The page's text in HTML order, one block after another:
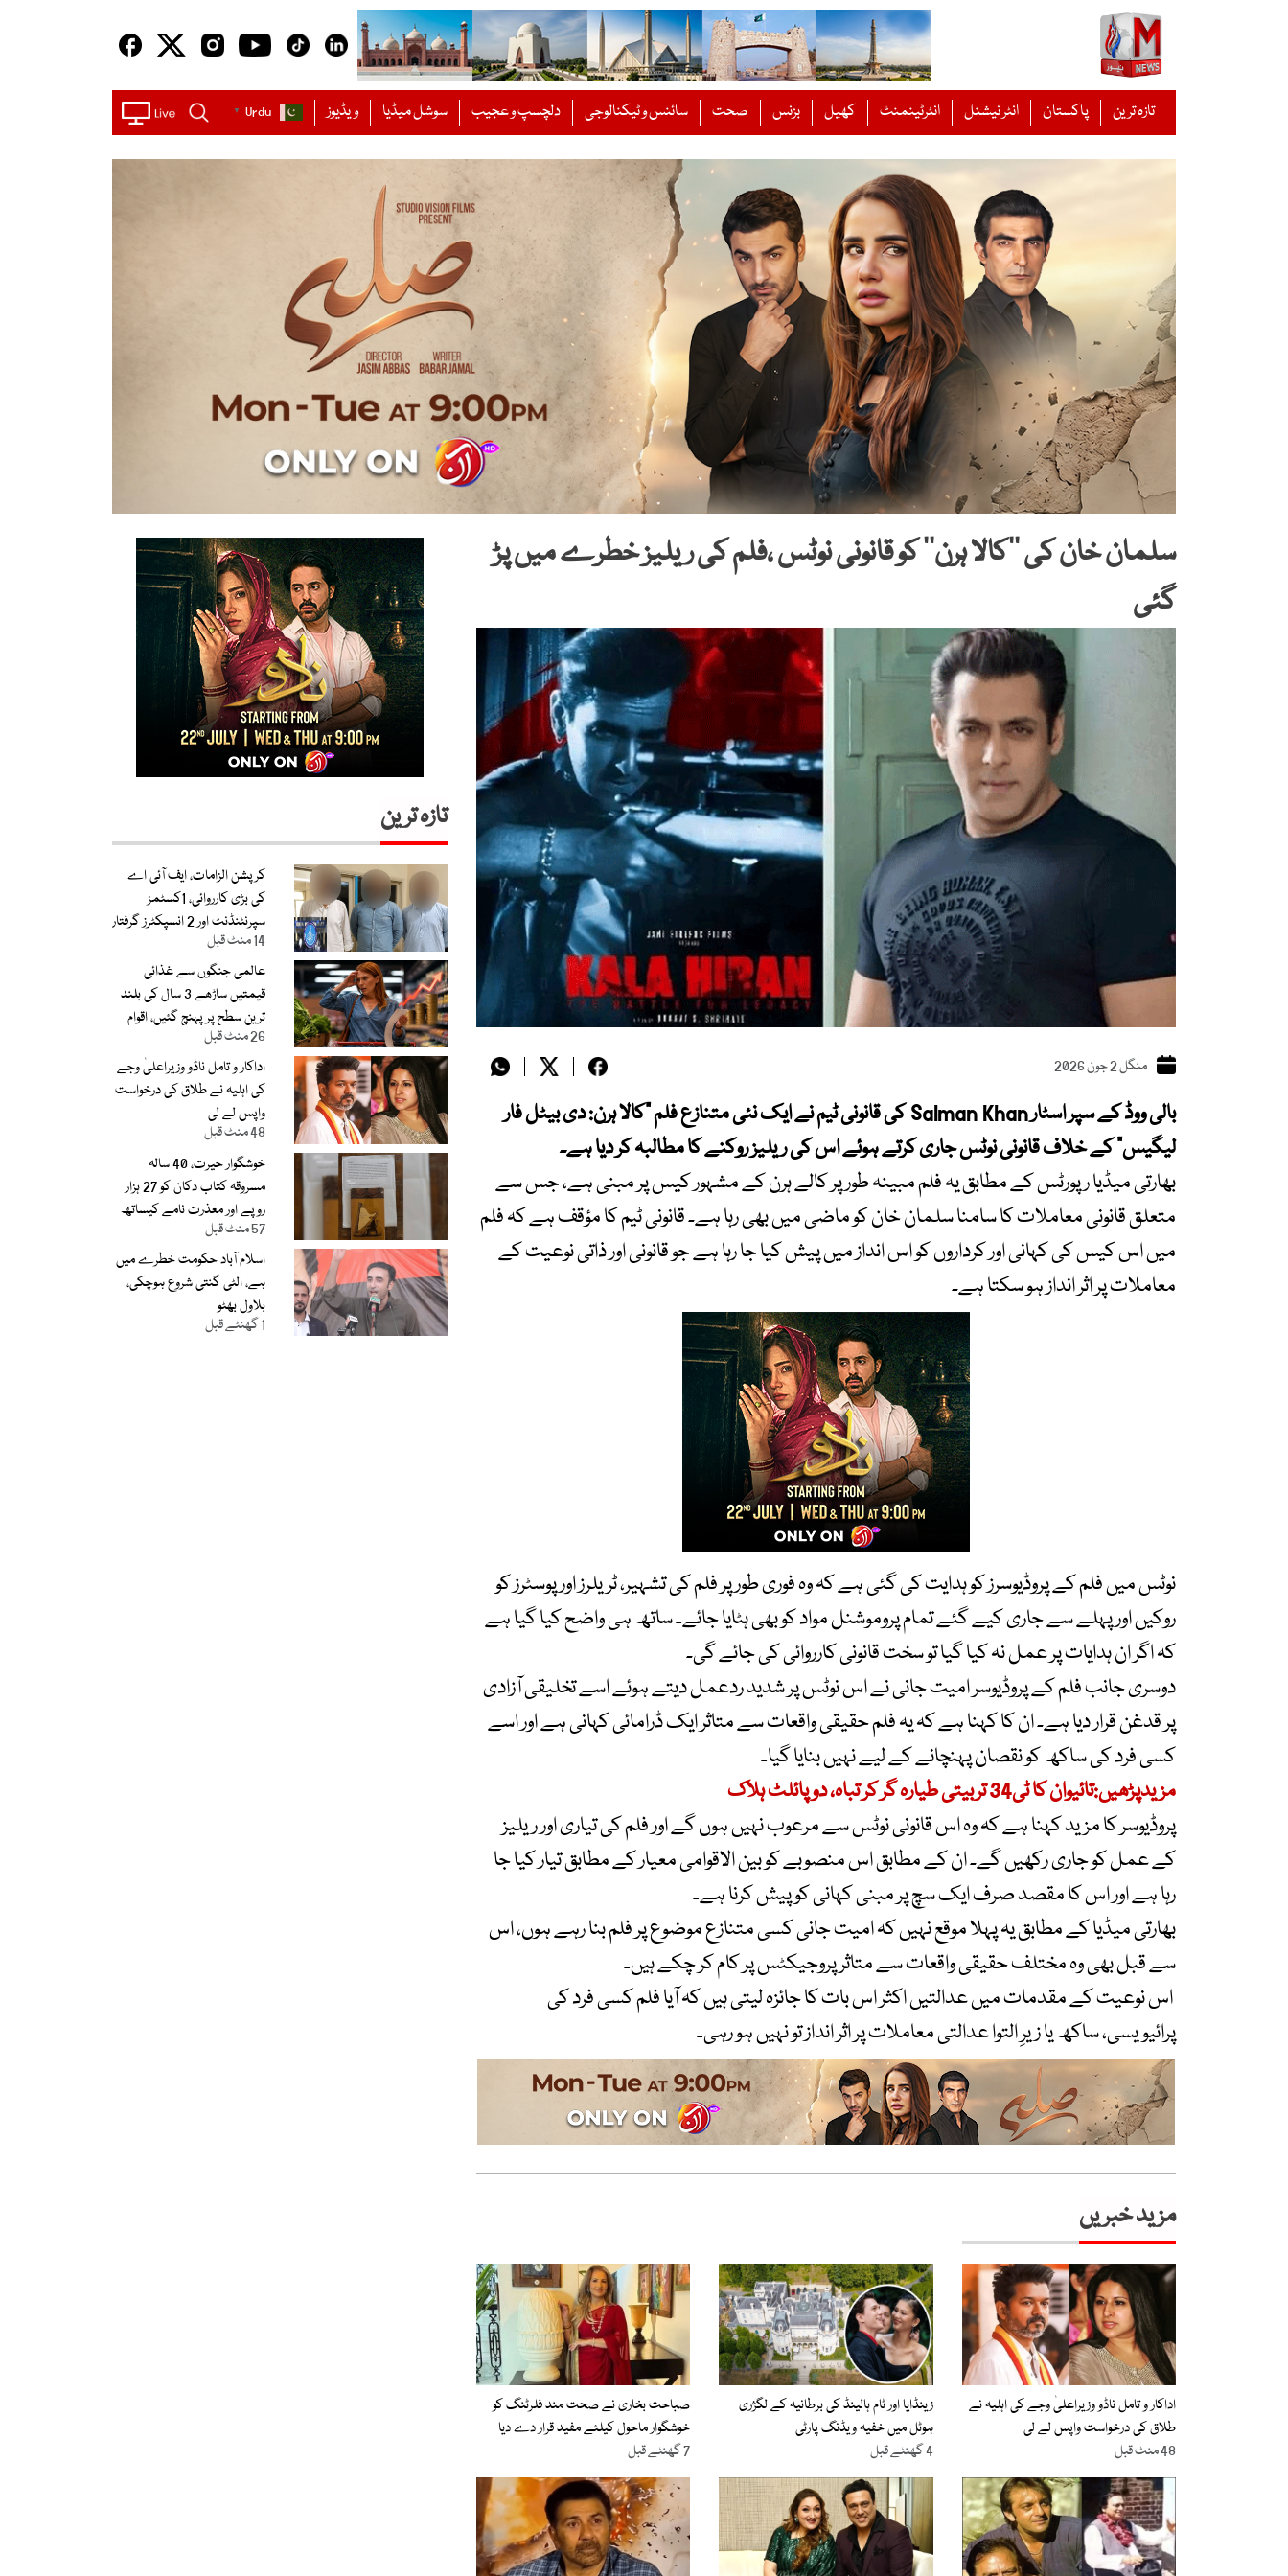
تازہ ترین پاکستان انٹر نیشنل انٹرٹینمنٹ کھیل بزنس صحت سائنس و ٹیکنالوجی دلچسپ و عجیب سوشل میڈیا ویڈیوز Urdu
▼
سلمان خان کی ’’کالا ہرن‘‘ کو قانونی نوٹس ،فلم کی ریلیز خطرے میں پڑ
گئی
منگل 2 جون 2026
بالی ووڈ کے سپر اسٹار Salman Khan کی قانونی ٹیم نے ایک نئی متنازع فلم ”کالا ہرن: دی بیٹل فار
لیگیس“ کے خلاف قانونی نوٹس جاری کرتے ہوئے اس کی ریلیز روکنے کا مطالبہ کر دیا ہے۔
بھارتی میڈیا رپورٹس کے مطابق یہ فلم مبینہ طور پر کالے ہرن کے مشہور کیس پر مبنی ہے، جس سے
متعلق قانونی معاملات کا سامنا سلمان خان کو ماضی میں بھی رہا ہے۔ قانونی ٹیم کا مؤقف ہے کہ فلم
میں اس کیس کی کہانی اور کرداروں کو اس انداز میں پیش کیا جا رہا ہے جو قانونی اور ذاتی نوعیت کے
معاملات پر اثر انداز ہو سکتا ہے۔
نوٹس میں فلم کے پروڈیوسرز کو ہدایت کی گئی ہے کہ وہ فوری طور پر فلم کی تشہیر، ٹریلرز اور پوسٹرز کو
روکیں اور پہلے سے جاری کیے گئے تمام پروموشنل مواد کو بھی ہٹایا جائے۔ ساتھ ہی واضح کیا گیا ہے
کہ اگر ان ہدایات پر عمل نہ کیا گیا تو سخت قانونی کارروائی کی جائے گی۔
دوسری جانب فلم کے پروڈیوسر امیت جانی نے اس نوٹس پر شدید ردعمل دیتے ہوئے اسے تخلیقی آزادی
پر قدغن قرار دیا ہے۔ ان کا کہنا ہے کہ یہ فلم حقیقی واقعات سے متاثر ایک ڈرامائی کہانی ہے اور اسے
کسی فرد کی ساکھ کو نقصان پہنچانے کے لیے نہیں بنایا گیا۔
مزیدپڑھیں:تائیوان کا ٹی34 تربیتی طیارہ گر کر تباہ، دو پائلٹ ہلاک
پروڈیوسر کا مزید کہنا ہے کہ وہ اس قانونی نوٹس سے مرعوب نہیں ہوں گے اور فلم کی تیاری اور ریلیز
کے عمل کو جاری رکھیں گے۔ ان کے مطابق اس منصوبے کو بین الاقوامی معیار کے مطابق تیار کیا جا
رہا ہے اور اس کا مقصد صرف ایک سچ پر مبنی کہانی کو پیش کرنا ہے۔
بھارتی میڈیا کے مطابق یہ پہلا موقع نہیں کہ امیت جانی کسی متنازع موضوع پر فلم بنا رہے ہوں، اس
سے قبل بھی وہ مختلف حقیقی واقعات سے متاثر پروجیکٹس پر کام کر چکے ہیں۔
اس نوعیت کے مقدمات میں عدالتیں اکثر اس بات کا جائزہ لیتی ہیں کہ آیا فلم کسی فرد کی
پرائیویسی، ساکھ یا زیرِ التوا عدالتی معاملات پر اثر انداز تو نہیں ہو رہی۔
مزید خبریں
اداکار و تامل ناڈو وزیراعلیٰ وجے کی اہلیہ نے
طلاق کی درخواست واپس لے لی
48 منٹ قبل
زینڈایا اور ٹام ہالینڈ کی برطانیہ کے لگژری
ہوٹل میں خفیہ ویڈنگ پارٹی
4 گھنٹے قبل
صباحت بخاری نے صحت مند فلرٹنگ کو
خوشگوار ماحول کیلئے مفید قرار دے دیا
7 گھنٹے قبل
تازہ ترین
کرپشن الزامات، ایف آئی اے
کی بڑی کارروائی، 1کسٹمز
سپرنٹنڈنٹ اور 2 انسپکٹرز گرفتار
14 منٹ قبل
عالمی جنگوں سے غذائی
قیمتیں ساڑھے 3 سال کی بلند
ترین سطح پر پہنچ گئیں، اقوام
متحدہ
26 منٹ قبل
اداکار و تامل ناڈو وزیراعلیٰ وجے
کی اہلیہ نے طلاق کی درخواست
واپس لے لی
48 منٹ قبل
خوشگوار حیرت، 40 سالہ
مسروقہ کتاب دکان کو 27 ہزار
روپے اور معذرت نامے کیساتھ
موصول
57 منٹ قبل
اسلام آباد حکومت خطرے میں
ہے، الٹی گنتی شروع ہوچکی،
بلاول بھٹو
1 گھنٹے قبل